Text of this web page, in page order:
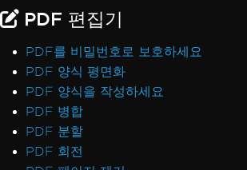
PDF 편집기
PDF를 비밀번호로 보호하세요
PDF 양식 평면화
PDF 양식을 작성하세요
PDF 병합
PDF 분할
PDF 회전